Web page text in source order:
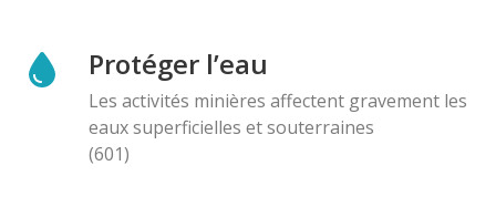
Protéger l’eau
Les activités minières affectent gravement les
eaux superficielles et souterraines
(601)